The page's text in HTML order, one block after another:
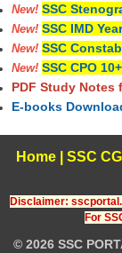
New! SSC
New! SSC IMD
New! SSC
New! SSC CPO
PDF Study Notes
E-books
Home| SSC
Disclaimer:
For
© 2026 SSC